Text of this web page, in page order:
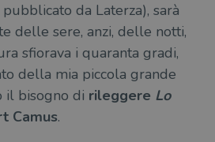
pubblicato da Laterza), sarà
delle sere, anzi, delle notti,
sfiorava i quaranta gradi,
della mia piccola grande
il bisogno di rileggere Lo
Camus.